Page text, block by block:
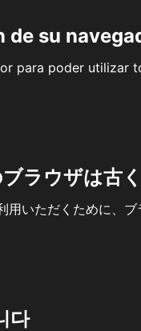
su
para poder utilizar
ラウザは古
いただくために、ブ
다